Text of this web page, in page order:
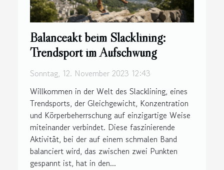
Balanceakt beim Slacklining:
Trendsport im Aufschwung
Sonntag, 12. November 2023 12:43
Willkommen in der Welt des Slacklining, eines
Trendsports, der Gleichgewicht, Konzentration
und Körperbeherrschung auf einzigartige Weise
miteinander verbindet. Diese faszinierende
Aktivität, bei der auf einem schmalen Band
balanciert wird, das zwischen zwei Punkten
gespannt ist, hat in den...